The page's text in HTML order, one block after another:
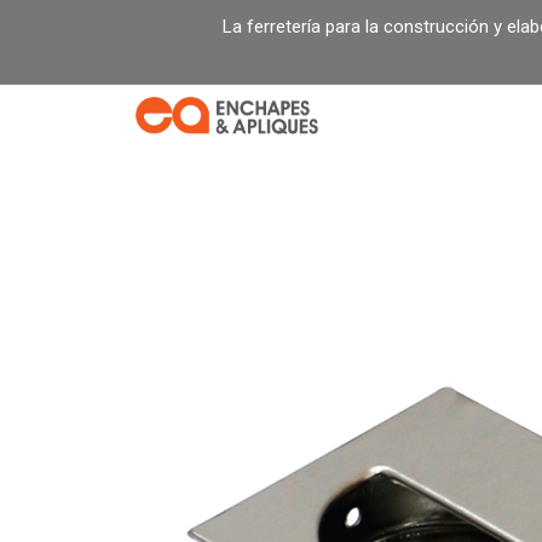
La ferretería para la construcción y